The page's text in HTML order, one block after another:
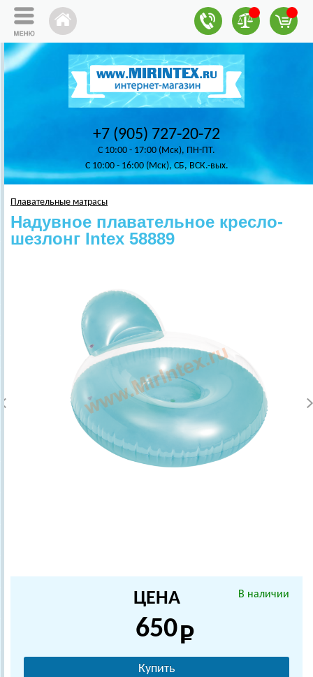
+7 (905) 727-20-72
C 10:00 - 17:00 (Мск), ПН-ПТ.
C 10:00 - 16:00 (Мск), СБ, ВСК.-вых.
Плавательные матрасы
Надувное плавательное кресло-
шезлонг Intex 58889
В наличии
ЦЕНА
650
Купить